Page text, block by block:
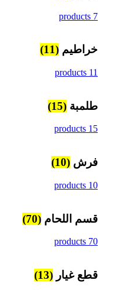
7 products
خراطيم (11)
11 products
طلمبة (15)
15 products
فرش (10)
10 products
قسم اللحام (70)
70 products
قطع غيار (13)